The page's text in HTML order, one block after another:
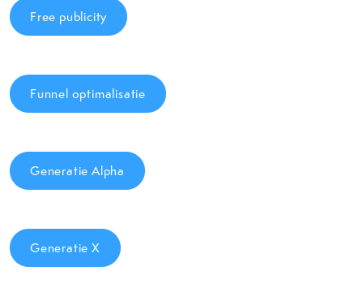
Free publicity
Funnel optimalisatie
Generatie Alpha
Generatie X